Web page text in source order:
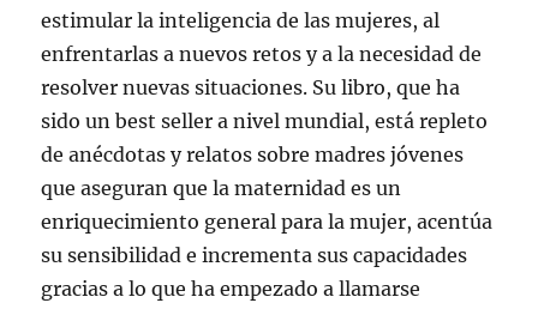
estimular la inteligencia de las mujeres, al
enfrentarlas a nuevos retos y a la necesidad de
resolver nuevas situaciones. Su libro, que ha
sido un best seller a nivel mundial, está repleto
de anécdotas y relatos sobre madres jóvenes
que aseguran que la maternidad es un
enriquecimiento general para la mujer, acentúa
su sensibilidad e incrementa sus capacidades
gracias a lo que ha empezado a llamarse